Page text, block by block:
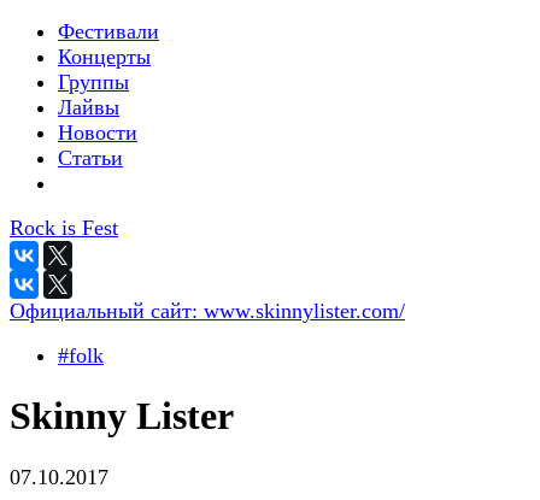
Фестивали
Концерты
Группы
Лайвы
Новости
Статьи
Rock is Fest
Официальный сайт: www.skinnylister.com/
#folk
Skinny Lister
07.10.2017